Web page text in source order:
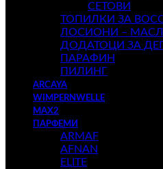
СЕТОВИ
ТОПИЛКИ ЗА
ЛОСИОНИ –
ДОДАТОЦИ ЗА
ПАРАФИН
ПИЛИНГ
ARCAYA
WIMPERNWELLE
MAX2
ПАРФЕМИ
ARMAF
AFNAN
ELITE